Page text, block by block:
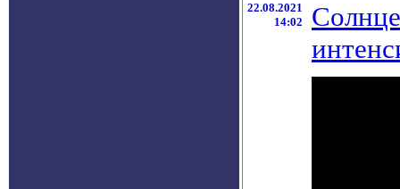
22.08.2021
14:02